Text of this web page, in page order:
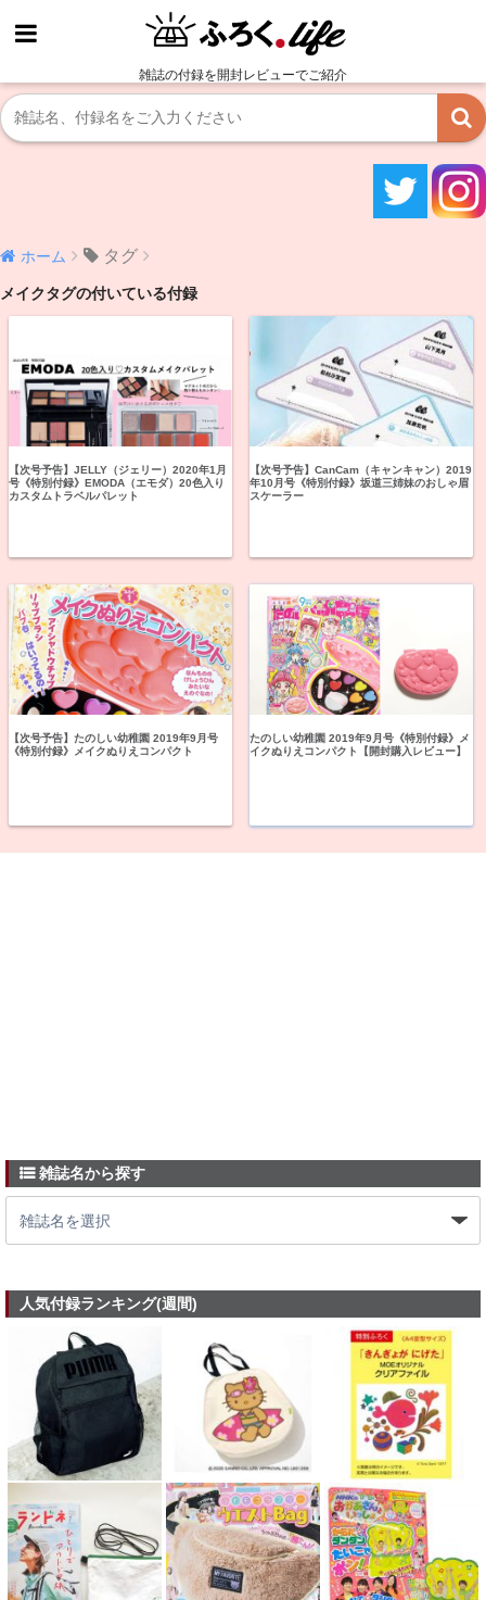
雑誌の付録を開封レビューでご紹介
ホーム タグ
メイクタグの付いている付録
【次号予告】JELLY（ジェリー）2020年1月
号《特別付録》EMODA（エモダ）20色入り
カスタムトラベルパレット
【次号予告】CanCam（キャンキャン）2019
年10月号《特別付録》坂道三姉妹のおしゃ眉
スケーラー
【次号予告】たのしい幼稚園 2019年9月号
《特別付録》メイクぬりえコンパクト
たのしい幼稚園 2019年9月号《特別付録》メ
イクぬりえコンパクト【開封購入レビュー】
雑誌名から探す
人気付録ランキング(週間)